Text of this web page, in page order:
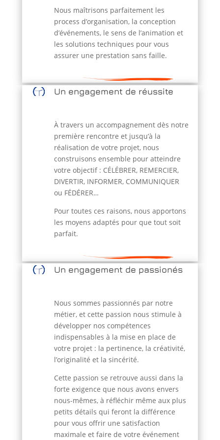
Nous maîtrisons parfaitement les
process d’organisation, la conception
d’événements, le sens de l’animation et
les solutions techniques pour vous
assurer une prestation sans faille.
Un engagement de réussite
À travers un accompagnement dès notre
première rencontre et jusqu’à la
réalisation de votre projet, nous
construisons ensemble pour atteindre
votre objectif : CÉLÉBRER, REMERCIER,
DIVERTIR, INFORMER, COMMUNIQUER
ou FÉDÉRER…
Pour toutes ces raisons, nous apportons
les moyens adaptés pour que tout soit
parfait.
Un engagement de passionés
Nous sommes passionnés par notre
métier, et cette passion nous stimule à
développer nos compétences
indispensables à la mise en place de
votre projet : la pertinence, la créativité,
l’originalité et la sincérité.
Cette passion se retrouve aussi dans la
forte exigence que nous avons envers
nous-mêmes, à réfléchir même aux plus
petits détails qui feront la différence
pour vous offrir une satisfaction
maximale et faire de votre événement